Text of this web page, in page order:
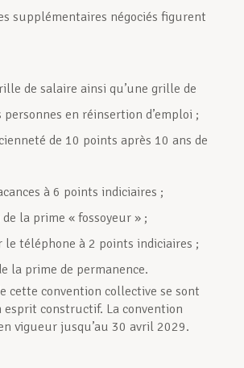
supplémentaires négociés figurent
de salaire ainsi qu’une grille de
en réinsertion d’emploi ;
de 10 points après 10 ans de
à 6 points indiciaires ;
la prime « fossoyeur » ;
téléphone à 2 points indiciaires ;
la prime de permanence.
cette convention collective se sont
esprit constructif. La convention
vigueur jusqu’au 30 avril 2029.